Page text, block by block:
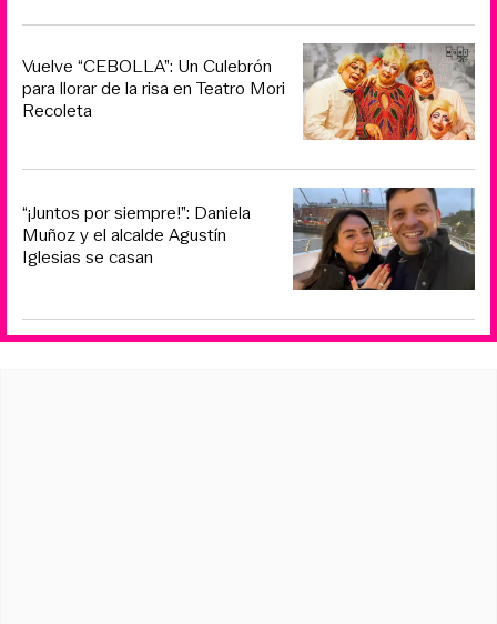
Vuelve “CEBOLLA”: Un Culebrón
para llorar de la risa en Teatro Mori
Recoleta
“¡Juntos por siempre!”: Daniela
Muñoz y el alcalde Agustín
Iglesias se casan